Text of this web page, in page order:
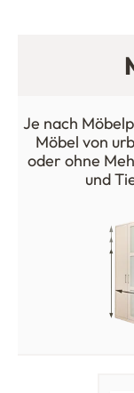
Je nach
Möbel von
oder ohne
und